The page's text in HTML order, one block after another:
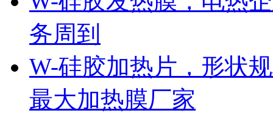
务周到
W-硅胶加热片，形状
最大加热膜厂家